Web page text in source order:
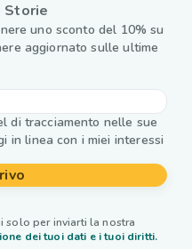
Storie
uno sconto del 10% su
aggiornato sulle ultime
di tracciamento nelle sue
in linea con i miei interessi
solo per inviarti la nostra
dei tuoi dati e i tuoi diritti.